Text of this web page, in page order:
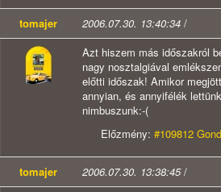
tomajer 2006.07.30. 13:40:34 /
Azt hiszem más időszakról
nagy nosztalgiával
előtti időszak! Amikor
annyian, és annyifélék
nimbuszunk:-(
Előzmény: #109812
tomajer 2006.07.30. 13:38:45/